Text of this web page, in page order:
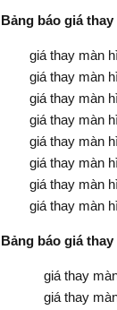
Bảng báo giá
giá thay màn
giá thay màn
giá thay màn
giá thay màn
giá thay màn
giá thay màn
giá thay màn
giá thay màn
Bảng báo giá
giá thay màn
giá thay màn